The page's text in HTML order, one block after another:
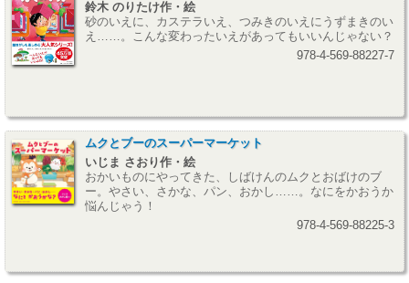
鈴木 のりたけ作・絵
砂のいえに、カステラいえ、つみきのいえにうずまきのい
え……。こんな変わったいえがあってもいいんじゃない？
978-4-569-88227-7
ムクとブーのスーパーマーケット
いじま さおり作・絵
おかいものにやってきた、しばけんのムクとおばけのブ
ー。やさい、さかな、パン、おかし……。なにをかおうか
悩んじゃう！
978-4-569-88225-3